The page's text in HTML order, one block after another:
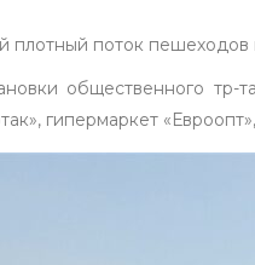
плотный поток
общественного тр-
гипермаркет